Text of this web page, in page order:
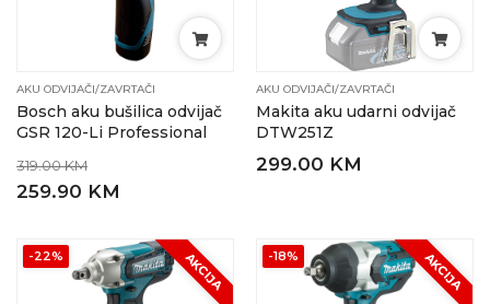
AKU ODVIJAČI/ZAVRTAČI
Bosch aku bušilica odvijač
GSR 120-Li Professional
319.00 KM
259.90 KM
AKU ODVIJAČI/ZAVRTAČI
Makita aku udarni odvijač
DTW251Z
299.00 KM
-22% AKCIJA -18% AKCIJA